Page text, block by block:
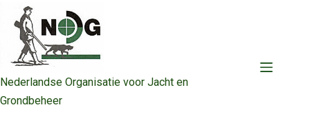
naar
inhoud
Nederlandse Organisatie voor Jacht en
Grondbeheer